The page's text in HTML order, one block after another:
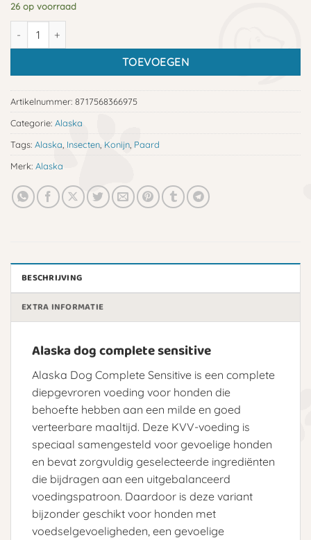
26 op voorraad
Alaska dog complete sensitive aantal
TOEVOEGEN
Artikelnummer: 8717568366975
Categorie: Alaska
Tags: Alaska Insecten Konijn Paard
Merk: Alaska
BESCHRIJVING
EXTRA INFORMATIE
Alaska dog complete sensitive
Alaska Dog Complete Sensitive is een complete
diepgevroren voeding voor honden die
behoefte hebben aan een milde en goed
verteerbare maaltijd. Deze KVV-voeding is
speciaal samengesteld voor gevoelige honden
en bevat zorgvuldig geselecteerde ingrediënten
die bijdragen aan een uitgebalanceerd
voedingspatroon. Daardoor is deze variant
bijzonder geschikt voor honden met
voedselgevoeligheden, een gevoelige